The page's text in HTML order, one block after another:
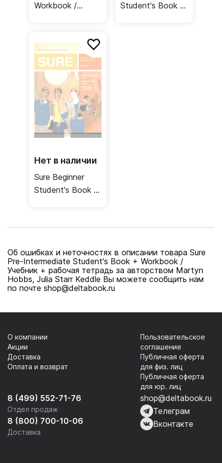
Workbook /
Student's Book /
Нет в наличии
Sure Beginner
Student's Book +
рабочая тетрадь
Об ошибках и неточностях в описании товара Sure
Pre-Intermediate Student's Book + Workbook /
Учебник + рабочая тетрадь за авторством Martyn
Hobbs, Julia Starr Keddle Вы можете сообщить нам
по почте shop@deltabook.ru
8 (499) 552-71-76
Отдел продаж
8 (800) 700-10-06
Доставка
О компании
Акции
Доставка
Оплата и возврат
Пользовательское
соглашение
Публичная оферта
для физ. лиц
Публичная оферта
для юр. лиц
shop@deltabook.ru
Телеграм
Вконтакте